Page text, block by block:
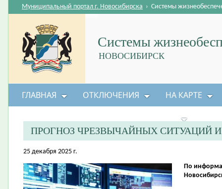
Системы
НОВОСИБИРСК
Муниципальный портал г. Новосибирска › Системы
ГЛАВНАЯ ОТКЛЮЧЕНИЯ НА КАРТЕ
ПРОГНОЗ ЧРЕЗВЫЧАЙНЫХ СИТУАЦИЙ
25 декабря 2025 г.
По